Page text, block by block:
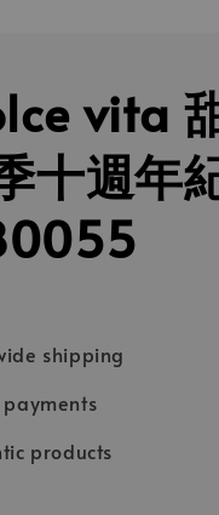
vita
十週年
shipping
payments
products